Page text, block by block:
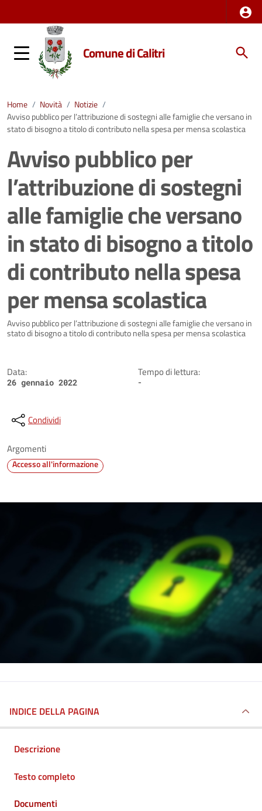
Comune di Calitri
Home / Novità / Notizie /
Avviso pubblico per l’attribuzione di sostegni alle famiglie che versano in
stato di bisogno a titolo di contributo nella spesa per mensa scolastica
Avviso pubblico per
l’attribuzione di sostegni
alle famiglie che versano
in stato di bisogno a titolo
di contributo nella spesa
per mensa scolastica
Dettagli della notizia
Avviso pubblico per l’attribuzione di sostegni alle famiglie che versano in
stato di bisogno a titolo di contributo nella spesa per mensa scolastica
Data:
26 gennaio 2022
Tempo di lettura:
-
Condividi
Argomenti
Accesso all'informazione
INDICE DELLA PAGINA
Descrizione
Testo completo
Documenti